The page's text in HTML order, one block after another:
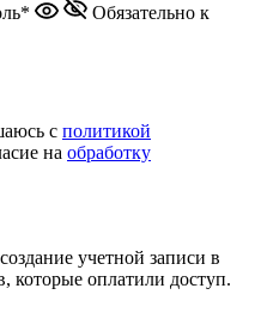
Обязательно к
с политикой
на обработку
учетной записи в
которые оплатили доступ.